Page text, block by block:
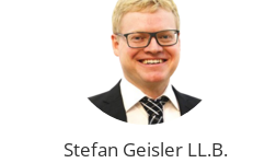
Stefan Geisler LL.B.